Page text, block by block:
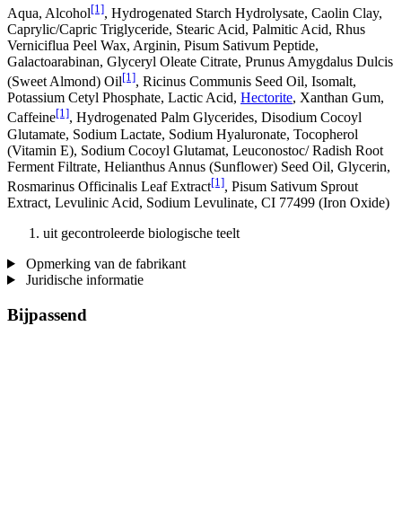
Aqua, Alcohol[1], Hydrogenated Starch Hydrolysate, Caolin Clay,
Caprylic/Capric Triglyceride, Stearic Acid, Palmitic Acid, Rhus
Verniciflua Peel Wax, Arginin, Pisum Sativum Peptide,
Galactoarabinan, Glyceryl Oleate Citrate, Prunus Amygdalus Dulcis
(Sweet Almond) Oil[1], Ricinus Communis Seed Oil, Isomalt,
Potassium Cetyl Phosphate, Lactic Acid, Hectorite, Xanthan Gum,
Caffeine[1], Hydrogenated Palm Glycerides, Disodium Cocoyl
Glutamate, Sodium Lactate, Sodium Hyaluronate, Tocopherol
(Vitamin E), Sodium Cocoyl Glutamat, Leuconostoc/ Radish Root
Ferment Filtrate, Helianthus Annus (Sunflower) Seed Oil, Glycerin,
Rosmarinus Officinalis Leaf Extract[1], Pisum Sativum Sprout
Extract, Levulinic Acid, Sodium Levulinate, CI 77499 (Iron Oxide)
uit gecontroleerde biologische teelt
Opmerking van de fabrikant
Juridische informatie
Bijpassend